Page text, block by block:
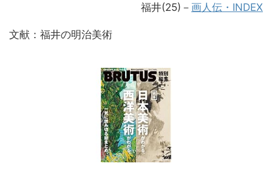
福井(25)－ 画人伝・INDEX
文献：福井の明治美術